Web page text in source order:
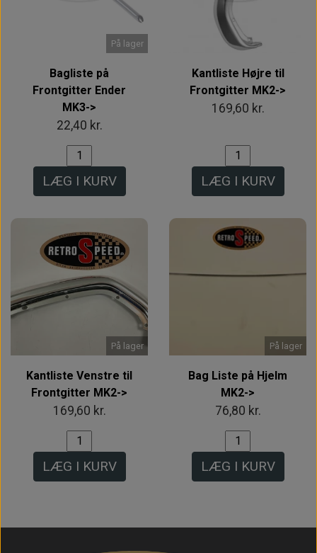
På lager
Bagliste på
Frontgitter Ender
MK3->
22,40 kr.
LÆG I KURV
Kantliste Højre til
Frontgitter MK2->
169,60 kr.
LÆG I KURV
På lager
Kantliste Venstre til
Frontgitter MK2->
169,60 kr.
LÆG I KURV
På lager
Bag Liste på Hjelm
MK2->
76,80 kr.
LÆG I KURV